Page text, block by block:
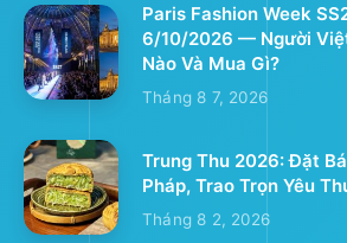
Paris Fashion Week
6/10/2026 — Người
Nào Và Mua Gì?
Tháng 8 7, 2026
Trung Thu 2026: Đặt
Pháp, Trao Trọn Yêu
Tháng 8 2, 2026